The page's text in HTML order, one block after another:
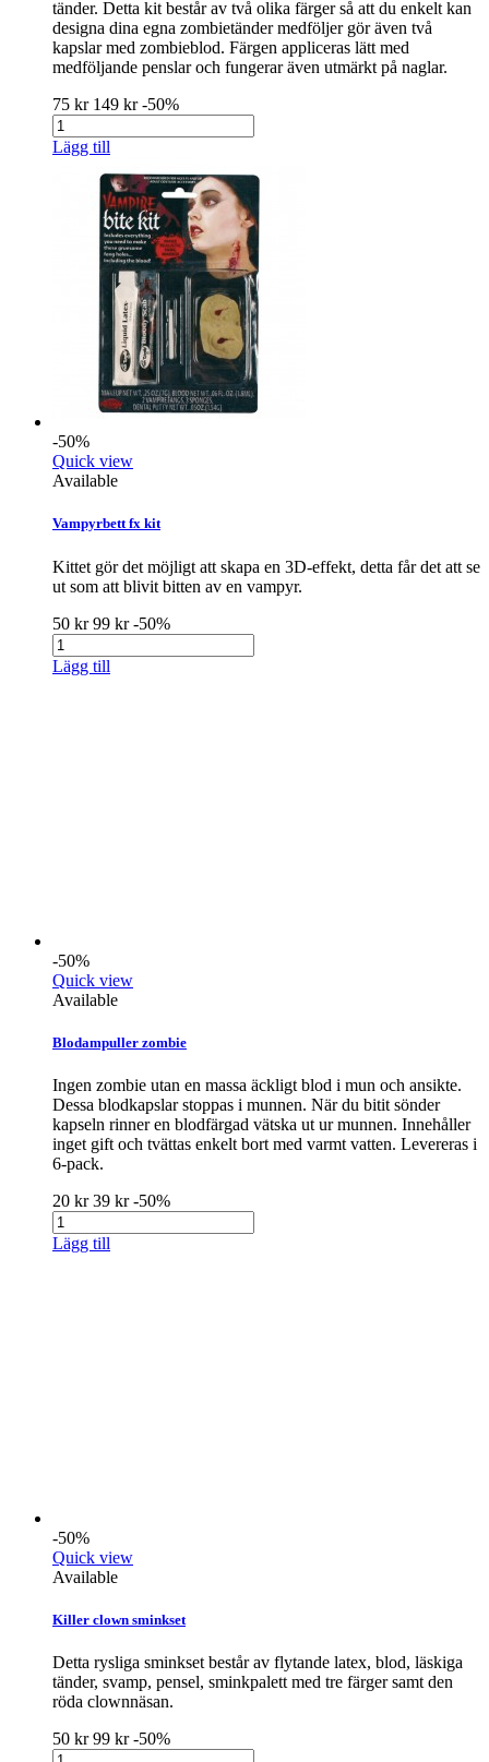
tänder. Detta kit består av två olika färger så att du enkelt kan
designa dina egna zombietänder medföljer gör även två
kapslar med zombieblod. Färgen appliceras lätt med
medföljande penslar och fungerar även utmärkt på naglar.
75 kr 149 kr-50%
Lägg till
-50%
Quick view
Available
Vampyrbett fx kit
Kittet gör det möjligt att skapa en 3D-effekt, detta får det att se
ut som att blivit bitten av en vampyr.
50 kr99 kr-50%
Lägg till
-50%
Quick view
Available
Blodampuller zombie
Ingen zombie utan en massa äckligt blod i mun och ansikte.
Dessa blodkapslar stoppas i munnen. När du bitit sönder
kapseln rinner en blodfärgad vätska ut ur munnen. Innehåller
inget gift och tvättas enkelt bort med varmt vatten. Levereras i
6-pack.
20 kr39 kr-50%
Lägg till
-50%
Quick view
Available
Killer clown sminkset
Detta rysliga sminkset består av flytande latex, blod, läskiga
tänder, svamp, pensel, sminkpalett med tre färger samt den
röda clownnäsan.
50 kr99 kr-50%